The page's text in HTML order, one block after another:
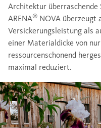
Architektur überraschende
ARENA® NOVA überzeugt
Versickerungsleistung als
einer Materialdicke von
ressourcenschonend
maximal reduziert.